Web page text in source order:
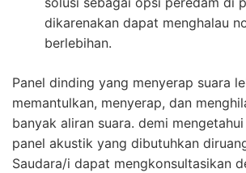
dikarenakan dapat menghalau
berlebihan.
Panel dinding yang menyerap suara
memantulkan, menyerap, dan
banyak aliran suara. demi
panel akustik yang dibutuhkan
Saudara/i dapat mengkonsultasikan